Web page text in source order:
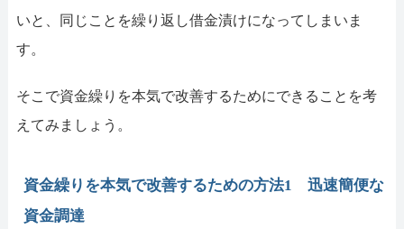
いと、同じことを繰り返し借金漬けになってしまいま
す。
そこで資金繰りを本気で改善するためにできることを考
えてみましょう。
資金繰りを本気で改善するための方法1 迅速簡便な
資金調達